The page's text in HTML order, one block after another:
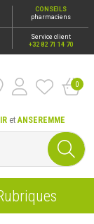
CONSEILS
pharmaciens
Service client
+32 82 71 14 70
0
etANSEREMME